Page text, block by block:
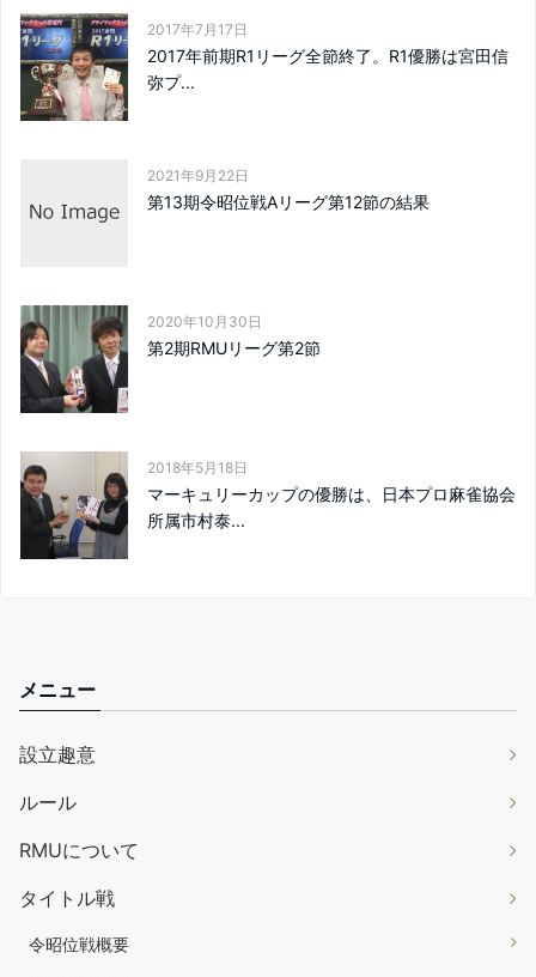
2017年7月17日
2017年前期R1リーグ全節終了。R1優勝は宮田信
弥プ...
2021年9月22日
第13期令昭位戦Aリーグ第12節の結果
2020年10月30日
第2期RMUリーグ第2節
2018年5月18日
マーキュリーカップの優勝は、日本プロ麻雀協会
所属市村泰...
メニュー
設立趣意
ルール
RMUについて
タイトル戦
令昭位戦概要